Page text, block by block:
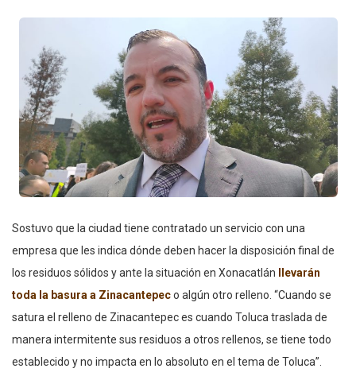
Sostuvo que la ciudad tiene contratado un servicio con una
empresa que les indica dónde deben hacer la disposición final de
los residuos sólidos y ante la situación en Xonacatlán
llevarán
toda la basura a Zinacantepeco algún otro relleno. “Cuando se
satura el relleno de Zinacantepec es cuando Toluca traslada de
manera intermitente sus residuos a otros rellenos, se tiene todo
establecido y no impacta en lo absoluto en el tema de Toluca”.